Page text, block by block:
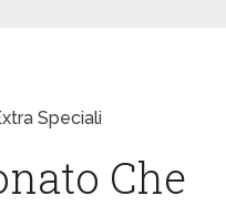
Speciali
Che